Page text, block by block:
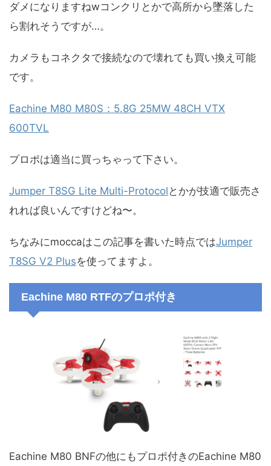
ダメになりますねwコンクリとかで高所から墜落した
ら割れそうですが…。
カメラもコネクタで接続なので壊れても買い換え可能
です。
Eachine M80 M80S：5.8G 25MW 48CH VTX
600TVL
プロポは適当に買っちゃって下さい。
Jumper T8SG Lite Multi-Protocol とかが技適で販売さ
れれば良いんですけどね〜。
ちなみにmoccaはこの記事を書いた時点ではJumper
T8SG V2 Plusを使ってますよ。
Eachine M80 RTFのプロポ付き
Eachine M80 BNFの他にもプロポ付きのEachine M80